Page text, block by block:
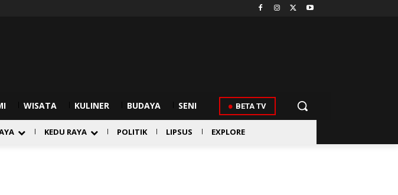
WISATA KULINER BUDAYA SENI BETA TV
KEDU RAYA POLITIK LIPSUS EXPLORE